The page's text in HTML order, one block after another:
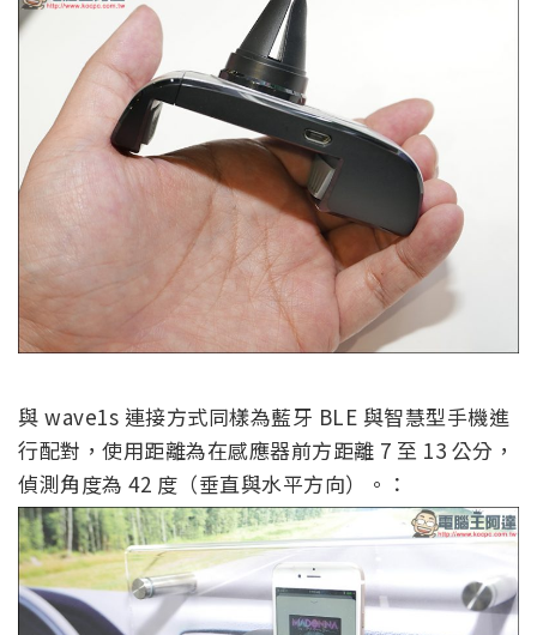
與 wave1s 連接方式同樣為藍牙 BLE 與智慧型手機進
行配對，使用距離為在感應器前方距離 7 至 13 公分，
偵測角度為 42 度（垂直與水平方向）。：